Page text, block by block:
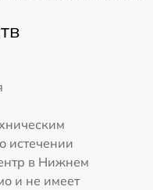
истечении
в Нижнем
и не имеет